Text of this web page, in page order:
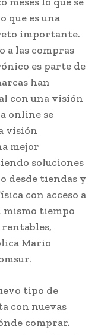
que es una
importante.
a las compras
es parte de
han
con una visión
online se
visión
mejor
soluciones
desde tiendas y
con acceso a
tiempo
Mario
tipo de
con nuevas
comprar.